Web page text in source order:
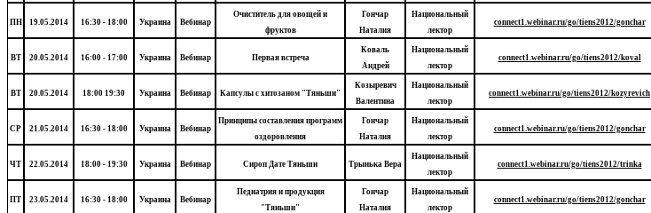
ПН 19.05.2014 16:30 - 18:00 Украина Вебинар
Очиститель для овощей и
фруктов
Гончар
Наталия
Национальный
лектор
connect1.webinar.ru/go/tiens2012/gonchar
ВТ 20.05.2014 16:00 - 17:00 Украина Вебинар Первая встреча
Коваль
Андрей
Национальный
лектор
connect1.webinar.ru/go/tiens2012/koval
ВТ 20.05.2014 18:00 19:30 Украина Вебинар Капсулы с хитозаном "Тяньши"
Козыревич
Валентина
Национальный
лектор
connect1.webinar.ru/go/tiens2012/kozyrevich
СР 21.05.2014 16:30 - 18:00 Украина Вебинар
Принципы составления программ
оздоровления
Гончар
Наталия
Национальный
лектор
connect1.webinar.ru/go/tiens2012/gonchar
ЧТ 22.05.2014 18:00 - 19:30 Украина Вебинар Сироп Дате Тяньши Трынька Вера
Национальный
лектор
connect1.webinar.ru/go/tiens2012/trinka
ПТ 23.05.2014 16:30 - 18:00 Украина Вебинар
Педиатрия и продукция
"Тяньши"
Гончар
Наталия
Национальный
лектор
connect1.webinar.ru/go/tiens2012/gonchar